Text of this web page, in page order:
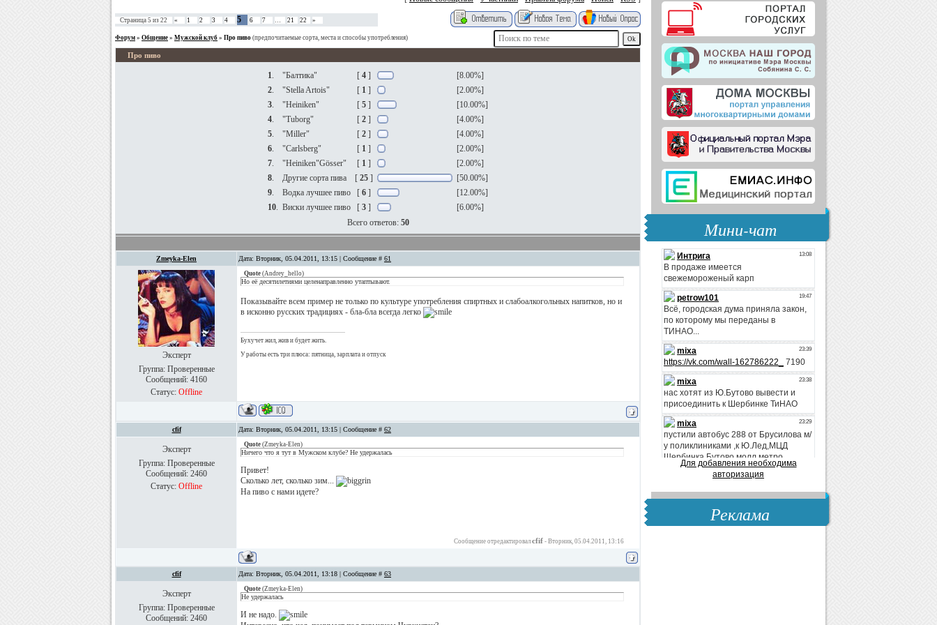
Страница 5 из 22 « 1 2 3 4 5 6 7 … 21 22 »
Форум » Общение » Мужской клуб » Про пиво (предпочитаемые сорта, места и способы употребления)
Про пиво
1. "Балтика" [ 4 ]
[8.00%]
2. "Stella Artois" [ 1 ]
[2.00%]
3. "Heiniken" [ 5 ]
[10.00%]
4. "Tuborg" [ 2 ]
[4.00%]
5. "Miller" [ 2 ]
[4.00%]
6. "Carlsberg" [ 1 ]
[2.00%]
7. "Heiniken"Gösser" [ 1 ]
[2.00%]
8. Другие сорта пива [ 25 ]
[50.00%]
9. Водка лучшее пиво [ 6 ]
[12.00%]
10. Виски лучшее пиво [ 3 ]
[6.00%]
Всего ответов: 50
Zmeyka-Elen Дата: Вторник, 05.04.2011, 13:15 | Сообщение # 61
Эксперт
Группа: Проверенные
Сообщений: 4160
Статус: Offline
Quote (Andrey_hello)
Но её десятилетиями целенаправленно утаптывают.
Показывайте всем пример не только по культуре употребления спиртных и слабоалкогольных напитков, но и
в исконно русских традициях - бла-бла всегда легко
Бухучет жил, жив и будет жить.
У работы есть три плюса: пятница, зарплата и отпуск
cfif Дата: Вторник, 05.04.2011, 13:15 | Сообщение # 62
Эксперт
Группа: Проверенные
Сообщений: 2460
Статус: Offline
Quote (Zmeyka-Elen)
Ничего что я тут в Мужском клубе? Не удержалась
Привет!
Сколько лет, сколько зим...
На пиво с нами идете?
Сообщение отредактировал cfif - Вторник, 05.04.2011, 13:16
cfif Дата: Вторник, 05.04.2011, 13:18 | Сообщение # 63
Эксперт
Группа: Проверенные
Сообщений: 2460
Quote (Zmeyka-Elen)
Не удержалась
И не надо.
Мини-чат
Для добавления необходима
авторизация
Реклама